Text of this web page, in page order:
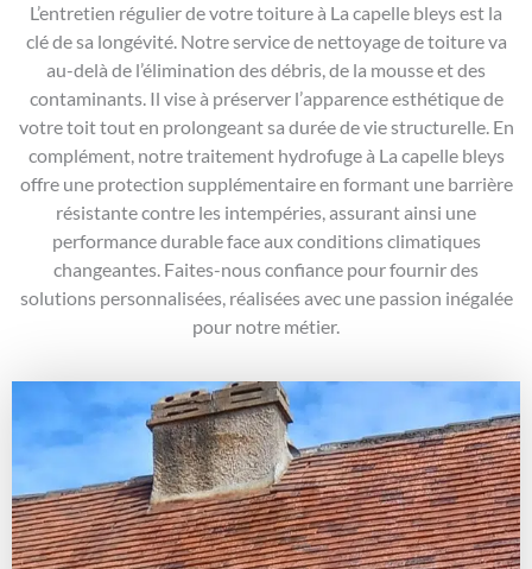
L’entretien régulier de votre toiture à La capelle bleys est la
clé de sa longévité. Notre service de nettoyage de toiture va
au-delà de l’élimination des débris, de la mousse et des
contaminants. Il vise à préserver l’apparence esthétique de
votre toit tout en prolongeant sa durée de vie structurelle. En
complément, notre traitement hydrofuge à La capelle bleys
offre une protection supplémentaire en formant une barrière
résistante contre les intempéries, assurant ainsi une
performance durable face aux conditions climatiques
changeantes. Faites-nous confiance pour fournir des
solutions personnalisées, réalisées avec une passion inégalée
pour notre métier.